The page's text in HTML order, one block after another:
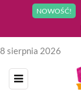
NOWOŚĆ!
8 sierpnia 2026